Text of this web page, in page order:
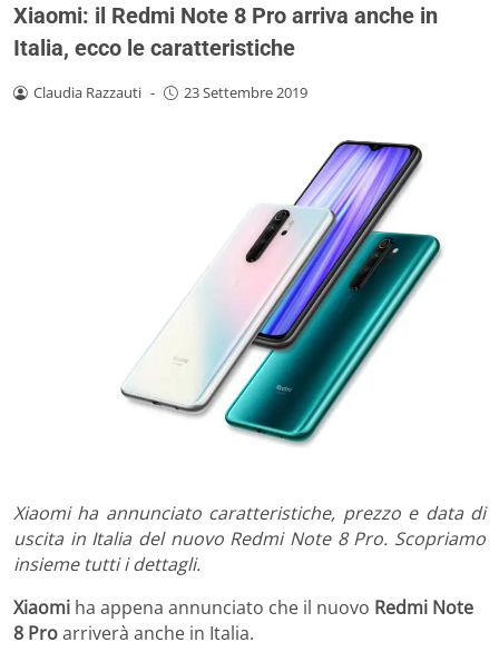
Xiaomi: il Redmi Note 8 Pro arriva anche in
Italia, ecco le caratteristiche
Claudia Razzauti - 23 Settembre 2019
Xiaomi ha annunciato caratteristiche, prezzo e data di
uscita in Italia del nuovo Redmi Note 8 Pro. Scopriamo
insieme tutti i dettagli.
Xiaomi ha appena annunciato che il nuovo Redmi Note
8 Proarriverà anche in Italia.